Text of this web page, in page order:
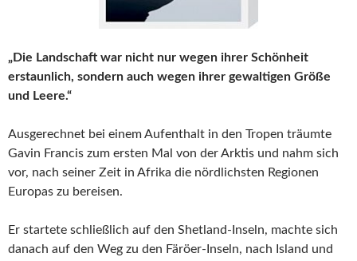
„Die Landschaft war nicht nur wegen ihrer Schönheit
erstaunlich, sondern auch wegen ihrer gewaltigen Größe
und Leere.“
Ausgerechnet bei einem Aufenthalt in den Tropen träumte
Gavin Francis zum ersten Mal von der Arktis und nahm sich
vor, nach seiner Zeit in Afrika die nördlichsten Regionen
Europas zu bereisen.
Er startete schließlich auf den Shetland-Inseln, machte sich
danach auf den Weg zu den Färöer-Inseln, nach Island und